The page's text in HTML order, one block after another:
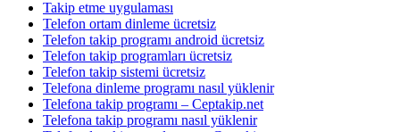
Takip etme uygulaması
Telefon ortam dinleme ücretsiz
Telefon takip programı android ücretsiz
Telefon takip programları ücretsiz
Telefon takip sistemi ücretsiz
Telefona dinleme programı nasıl yüklenir
Telefona takip programı – Ceptakip.net
Telefona takip programı nasıl yüklenir